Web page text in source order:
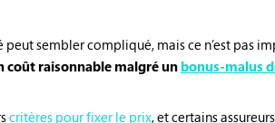
sembler compliqué, mais ce n’est pas
coût raisonnable malgré un bonus-malus
critères pour fixer le prix, et certains